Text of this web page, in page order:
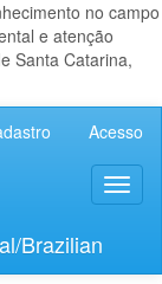
no campo
e atenção
Santa Catarina,
Acesso
Brazilian